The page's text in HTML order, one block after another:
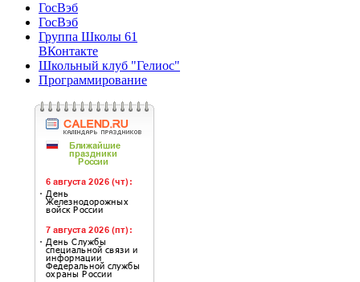
ГосВэб
ГосВэб
Группа Школы 61
ВКонтакте
Школьный клуб "Гелиос"
Программирование